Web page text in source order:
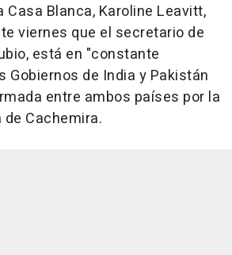
Casa Blanca, Karoline Leavitt,
viernes que el secretario de
está en "constante
Gobiernos de India y Pakistán
entre ambos países por la
Cachemira.